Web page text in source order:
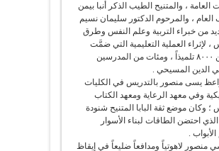
العامة ، والمتنيح الطيب الذكر أنبا بيمن
العام ، والمرحوم الدكتور سليمان نسيم
من خبراء التربية وعلم النفس وطرق
، لإثراء العملية التعليمية التي ضمَّت
أكثر من ٨٠٠٠ تلميذاً ، ومئات من المدرسين
الدين المسيحي .
يسى منصور بالتدريس في الكليات
وفي معهد الرعاية ومعهد الكتاب
؛ وكان موضع ثقة البابا المتنيح شنودة
الذي احتضن الطاقات لبناء الأسوار
.
منصور لاهوتياً ومدافعاً ضليعاً في إيقاظ